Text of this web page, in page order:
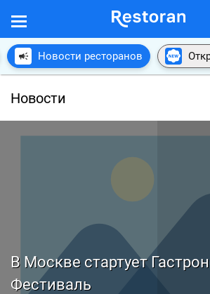
Новости ресторанов
Новости
В Москве стартует
Фестиваль